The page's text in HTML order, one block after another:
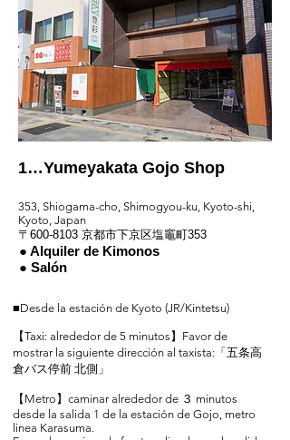
1…Yumeyakata Gojo Shop
​353, Shiogama-cho, Shimogyou-ku, Kyoto-shi,
Kyoto, Japan
〒600-8103 京都市下京区塩竈町353
● Alquiler de Kimonos
● Salón
■Desde la estación de Kyoto (JR/Kintetsu)
【Taxi: alrededor de 5 minutos】Favor de
mostrar la siguiente dirección al taxista:「五条高
倉バス停前 北側」
【Metro】caminar alrededor de ３ minutos
desde la salida 1 de la estación de Gojo, metro
linea Karasuma.